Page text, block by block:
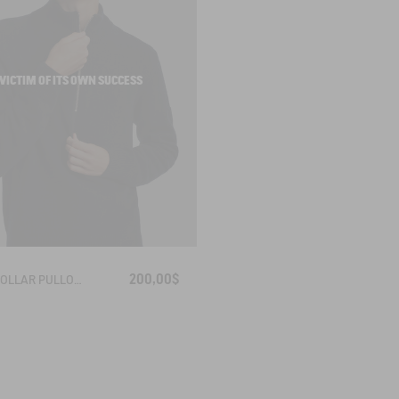
VICTIM OF ITS OWN SUCCESS
HIGH COLLAR PULLOVER WITH HALF-ZIP CLOSURE 200,00$